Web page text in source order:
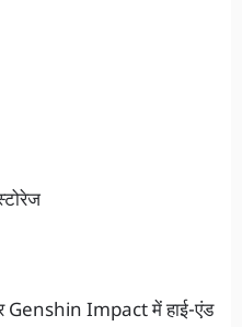
Impact में हाई-एंड